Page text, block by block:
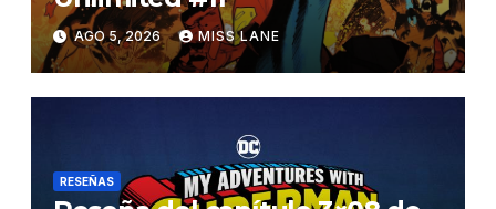
AGO 5, 2026 MISS LANE
RESEÑAS